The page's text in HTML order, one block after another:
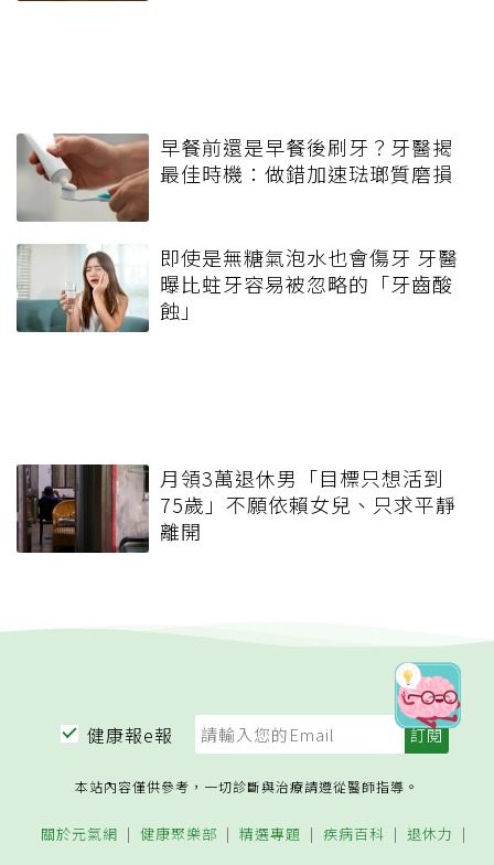
早餐前還是早餐後刷牙？牙醫揭
最佳時機：做錯加速琺瑯質磨損
即使是無糖氣泡水也會傷牙 牙醫
曝比蛀牙容易被忽略的「牙齒酸
蝕」
月領3萬退休男「目標只想活到
75歲」不願依賴女兒、只求平靜
離開
健康報e報
本站內容僅供參考，一切診斷與治療請遵從醫師指導。
關於元氣網 健康聚樂部 精選專題 疾病百科
退休力